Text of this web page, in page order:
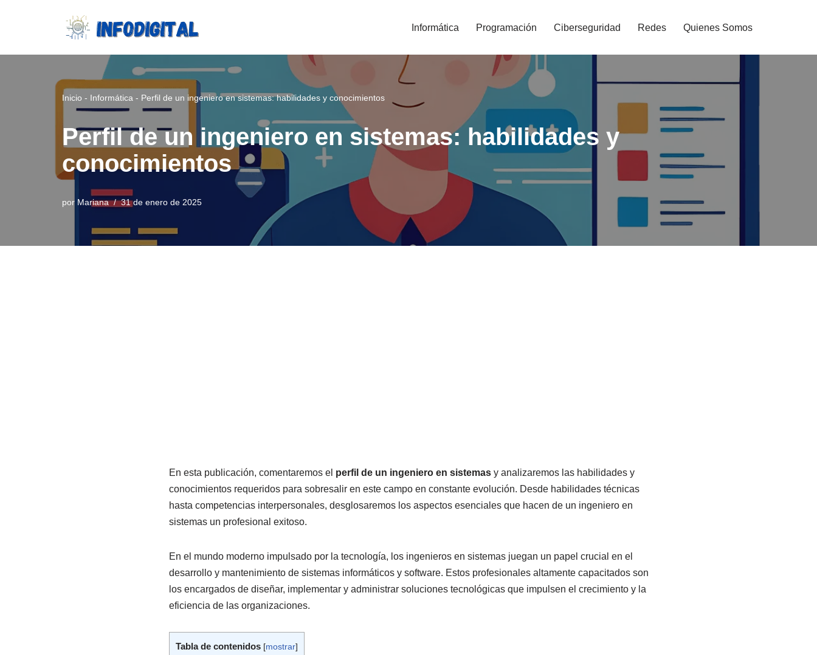
Informática Programación Ciberseguridad Redes Quienes Somos
Inicio - Informática - Perfil de un ingeniero en sistemas: habilidades y conocimientos
Perfil de un ingeniero en sistemas: habilidades y
conocimientos
por Mariana 31 de enero de 2025
En esta publicación, comentaremos el perfil de un ingeniero en sistemasy analizaremos las habilidades y
conocimientos requeridos para sobresalir en este campo en constante evolución. Desde habilidades técnicas
hasta competencias interpersonales, desglosaremos los aspectos esenciales que hacen de un ingeniero en
sistemas un profesional exitoso.
En el mundo moderno impulsado por la tecnología, los ingenieros en sistemas juegan un papel crucial en el
desarrollo y mantenimiento de sistemas informáticos y software. Estos profesionales altamente capacitados son
los encargados de diseñar, implementar y administrar soluciones tecnológicas que impulsen el crecimiento y la
eficiencia de las organizaciones.
Tabla de contenidos [mostrar]